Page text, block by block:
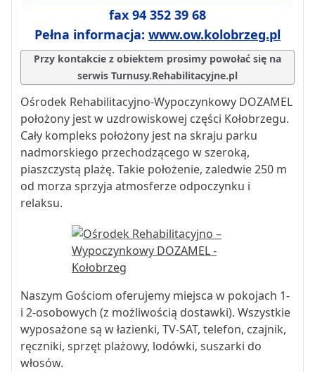
fax 94 352 39 68
Pełna informacja: www.ow.kolobrzeg.pl
Przy kontakcie z obiektem prosimy powołać się na
serwis Turnusy.Rehabilitacyjne.pl
Ośrodek Rehabilitacyjno-Wypoczynkowy DOZAMEL
położony jest w uzdrowiskowej części Kołobrzegu.
Cały kompleks położony jest na skraju parku
nadmorskiego przechodzącego w szeroką,
piaszczystą plażę. Takie położenie, zaledwie 250 m
od morza sprzyja atmosferze odpoczynku i
relaksu.
Naszym Gościom oferujemy miejsca w pokojach 1-
i 2-osobowych (z możliwością dostawki). Wszystkie
wyposażone są w łazienki, TV-SAT, telefon, czajnik,
ręczniki, sprzęt plażowy, lodówki, suszarki do
włosów.